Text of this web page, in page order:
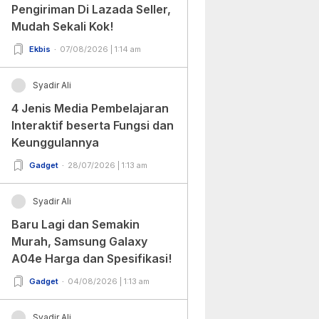
Pengiriman Di Lazada Seller,
Mudah Sekali Kok!
Ekbis 07/08/2026 | 1:14 am
Syadir Ali
4 Jenis Media Pembelajaran
Interaktif beserta Fungsi dan
Keunggulannya
Gadget 28/07/2026 | 1:13 am
Syadir Ali
Baru Lagi dan Semakin
Murah, Samsung Galaxy
A04e Harga dan Spesifikasi!
Gadget 04/08/2026 | 1:13 am